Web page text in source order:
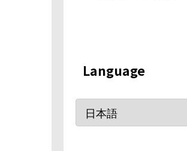
Language